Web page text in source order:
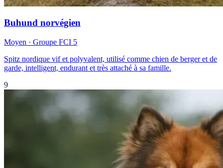
Buhund norvégien
Moyen · Groupe FCI 5
Spitz nordique vif et polyvalent, utilisé comme chien de berger et de
garde, intelligent, endurant et très attaché à sa famille.
9